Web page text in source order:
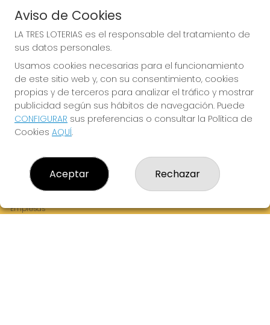
¡La Tres Loterias te desea Mucha Suerte!
¿Quiénes somos?
Comprar lotería
Resultados
Empresas
Aviso de Cookies
LA TRES LOTERIAS es el responsable del tratamiento de
sus datos personales.
Usamos cookies necesarias para el funcionamiento
de este sitio web y, con su consentimiento, cookies
propias y de terceros para analizar el tráfico y mostrar
publicidad según sus hábitos de navegación. Puede
CONFIGURAR sus preferencias o consultar la Política de
Cookies AQUÍ.
Aceptar Rechazar